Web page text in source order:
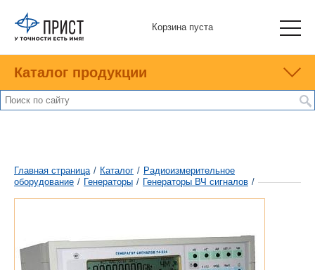
Корзина пуста
Каталог продукции
Главная страница / Каталог / Радиоизмерительное
оборудование / Генераторы / Генераторы ВЧ сигналов /